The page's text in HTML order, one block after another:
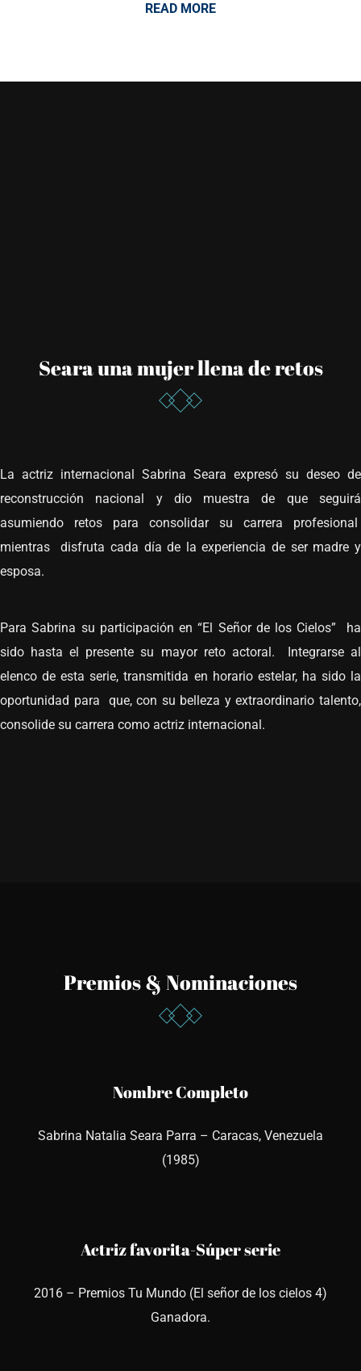
READ MORE
Seara una mujer llena de retos
La actriz internacional Sabrina Seara expresó su deseo de
reconstrucción nacional y dio muestra de que seguirá
asumiendo retos para consolidar su carrera profesional
mientras disfruta cada día de la experiencia de ser madre y
esposa.
Para Sabrina su participación en “El Señor de los Cielos” ha
sido hasta el presente su mayor reto actoral. Integrarse al
elenco de esta serie, transmitida en horario estelar, ha sido la
oportunidad para que, con su belleza y extraordinario talento,
consolide su carrera como actriz internacional.
Premios & Nominaciones
Nombre Completo
Sabrina Natalia Seara Parra – Caracas, Venezuela
(1985)
Actriz favorita-Súper serie
2016 – Premios Tu Mundo (El señor de los cielos 4)
Ganadora.